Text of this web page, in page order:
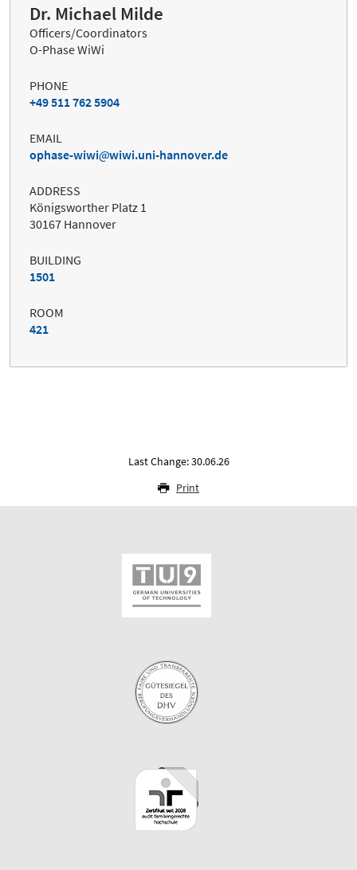
Dr. Michael Milde
Officers/Coordinators
O-Phase WiWi
PHONE
+49 511 762 5904
EMAIL
ophase-wiwi
wiwi.uni-hannover.de
ADDRESS
Königsworther Platz 1
30167 Hannover
BUILDING
1501
ROOM
421
Last Change: 30.06.26
Print